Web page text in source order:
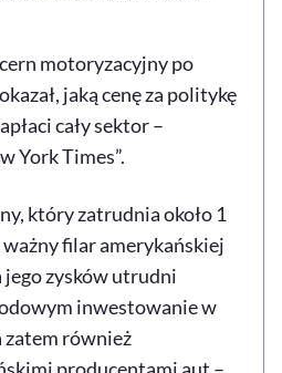
motoryzacyjny po
jaką cenę za politykę
cały sektor –
York Times”.
który zatrudnia około 1
filar amerykańskiej
jego zysków utrudni
inwestowanie w
zatem również
producentami aut –